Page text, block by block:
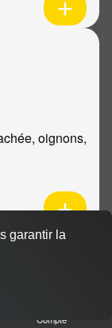
oignons,
Compte
garantir la